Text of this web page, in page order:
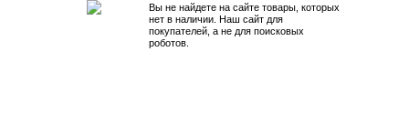
Вы не найдете на сайте товары, которых
нет в наличии. Наш сайт для
покупателей, а не для поисковых
роботов.